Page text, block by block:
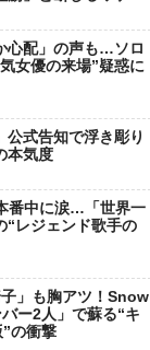
心配」の声も…ソロ
女優の来場”疑惑に
式告知で浮き彫り
本気度
番中に涙…「世界一
“レジェンド歌手の
」も胸アツ！Snow
ー2人」で蘇る“キ
の衝撃